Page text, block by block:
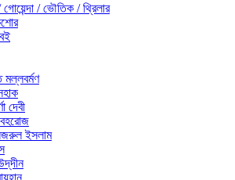
/ ভৌতিক / থ্রিলার
দেবী
ইসলাম